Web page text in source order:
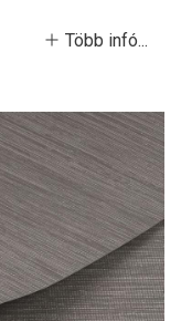
Több infó...